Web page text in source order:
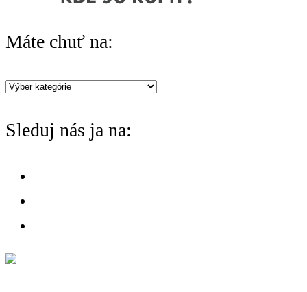
Máte chuť na:
Máte
na:
Sleduj nás ja na: